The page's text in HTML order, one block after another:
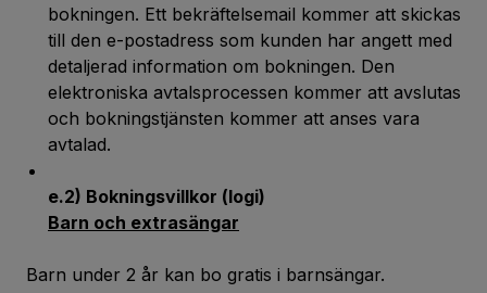
bokningen. Ett bekräftelsemail kommer att skickas
till den e-postadress som kunden har angett med
detaljerad information om bokningen. Den
elektroniska avtalsprocessen kommer att avslutas
och bokningstjänsten kommer att anses vara
avtalad.
e.2) Bokningsvillkor (logi)
Barn och extrasängar
Barn under 2 år kan bo gratis i barnsängar.